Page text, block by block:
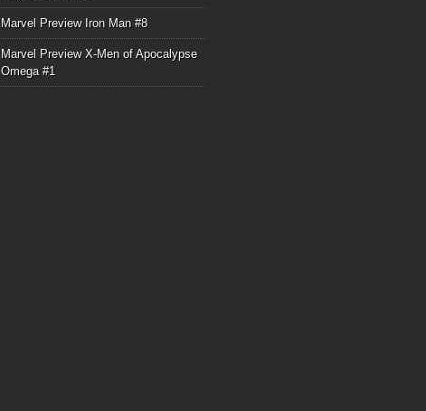
Marvel Preview Iron Man #8
Marvel Preview X-Men of Apocalypse
Omega #1